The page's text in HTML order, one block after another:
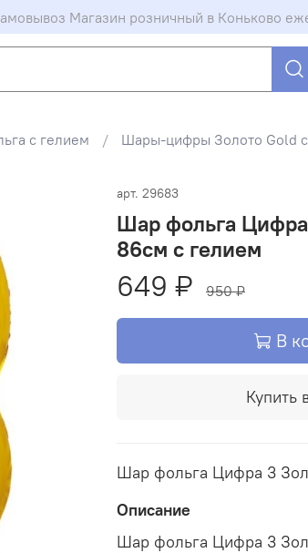
Магазин розничный в Коньково
с гелием Шары-цифры Золото Gold
арт. 29683
Шар фольга
86см с гелием
649 ₽ 950 ₽
В
Купить
Шар фольга Цифра 3
Описание
Шар фольга Цифра 3